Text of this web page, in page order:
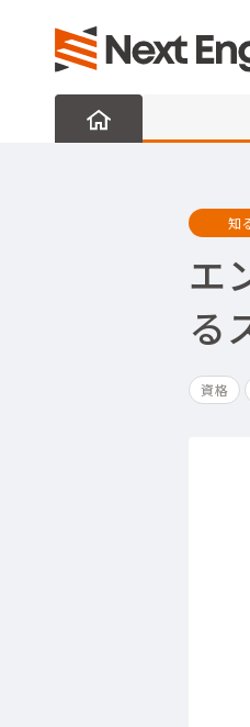
機械・電気・ITエンジニアの転職なら
知
エ
る
資格